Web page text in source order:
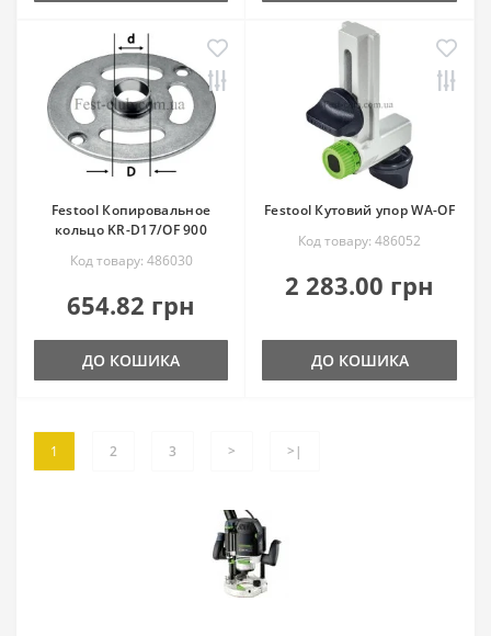
Festool Копировальное
кольцо KR-D17/OF 900
Код товару: 486030
654.82 грн
ДО КОШИКА
Festool Кутовий упор WA-OF
Код товару: 486052
2 283.00 грн
ДО КОШИКА
1 2 3 > >|